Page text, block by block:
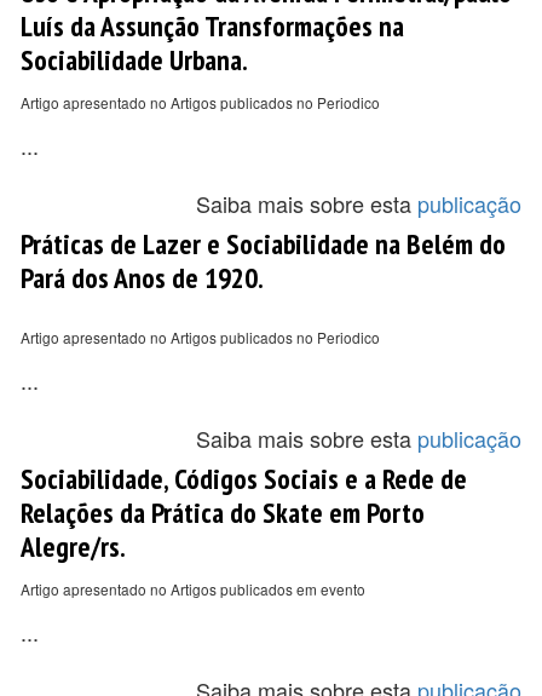
Luís da Assunção Transformações na
Sociabilidade Urbana.
Artigo apresentado no Artigos publicados no Periodico
...
Saiba mais sobre esta publicação
Práticas de Lazer e Sociabilidade na Belém do
Pará dos Anos de 1920.
Artigo apresentado no Artigos publicados no Periodico
...
Saiba mais sobre esta publicação
Sociabilidade, Códigos Sociais e a Rede de
Relações da Prática do Skate em Porto
Alegre/rs.
Artigo apresentado no Artigos publicados em evento
...